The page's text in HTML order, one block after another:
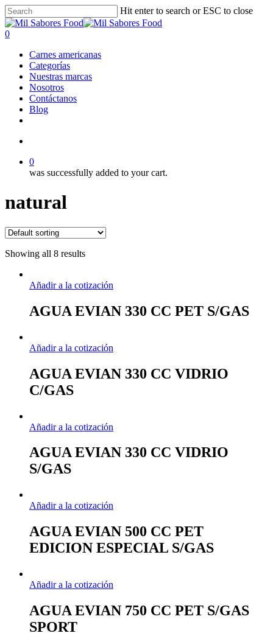
Skip
to
main
Hit enter to search or ESC to close
Close
Search
search
0
Carnes americanas
Categorías
Nuestras marcas
Nosotros
Contáctanos
Blog
0
was successfully added to your cart.
natural
Showing all 8 results
Añadir a la cotización
AGUA EVIAN 330 CC PET S/GAS
Añadir a la cotización
AGUA EVIAN 330 CC VIDRIO
C/GAS
Añadir a la cotización
AGUA EVIAN 330 CC VIDRIO
S/GAS
Añadir a la cotización
AGUA EVIAN 500 CC PET
EDICION ESPECIAL S/GAS
Añadir a la cotización
AGUA EVIAN 750 CC PET S/GAS
SPORT